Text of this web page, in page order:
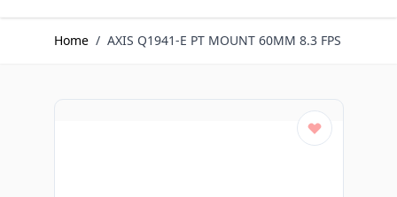
Home / AXIS Q1941-E PT MOUNT 60MM 8.3 FPS